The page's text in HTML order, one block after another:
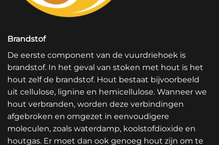
Brandstof
De eerste component van de vuurdriehoek is
brandstof. In het geval van stoken met hout is het
hout zelf de brandstof. Hout bestaat bijvoorbeeld
uit cellulose, lignine en hemicellulose. Wanneer we
hout verbranden, worden deze verbindingen
afgebroken en omgezet in eenvoudigere
moleculen, zoals waterdamp, koolstofdioxide en
houtgas. Er moet dan ook genoeg hout zijn om te